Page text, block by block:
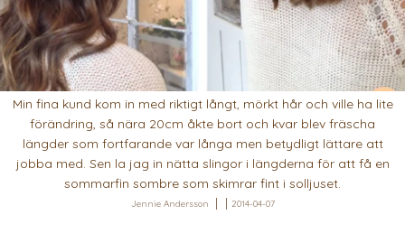
Min fina kund kom in med riktigt långt, mörkt hår och ville ha lite
förändring, så nära 20cm åkte bort och kvar blev fräscha
längder som fortfarande var långa men betydligt lättare att
jobba med. Sen la jag in nätta slingor i längderna för att få en
sommarfin sombre som skimrar fint i solljuset.
Jennie Andersson 2014-04-07